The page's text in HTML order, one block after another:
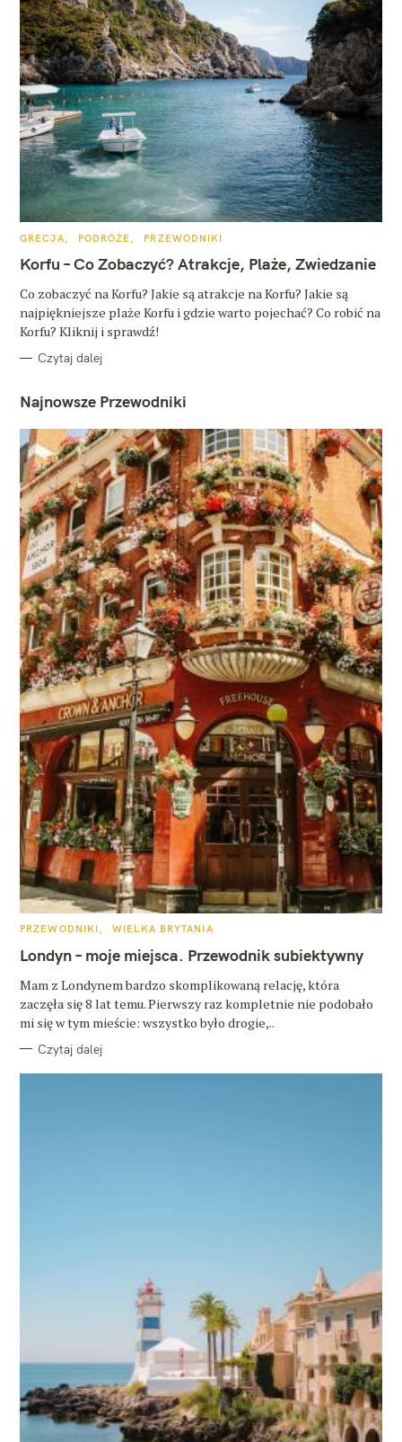
K
T
E
O
R
I
GRECJA PODRÓŻE PRZEWODNIKI
Korfu – Co Zobaczyć? Atrakcje, Plaże, Zwiedzanie
Co zobaczyć na Korfu? Jakie są atrakcje na Korfu? Jakie są
najpiękniejsze plaże Korfu i gdzie warto pojechać? Co robić na
Korfu? Kliknij i sprawdź!
Czytaj dalej
Najnowsze Przewodniki
K
T
E
O
R
I
PRZEWODNIKI WIELKA BRYTANIA
Londyn – moje miejsca. Przewodnik subiektywny
Mam z Londynem bardzo skomplikowaną relację, która
zaczęła się 8 lat temu. Pierwszy raz kompletnie nie podobało
mi się w tym mieście: wszystko było drogie,..
Czytaj dalej